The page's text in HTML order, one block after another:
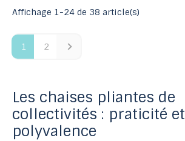
Affichage 1-24 de 38 article(s)
1 2
Les chaises pliantes de
collectivités : praticité et
polyvalence